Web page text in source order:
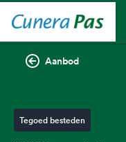
Aanbod
Tegoed besteden